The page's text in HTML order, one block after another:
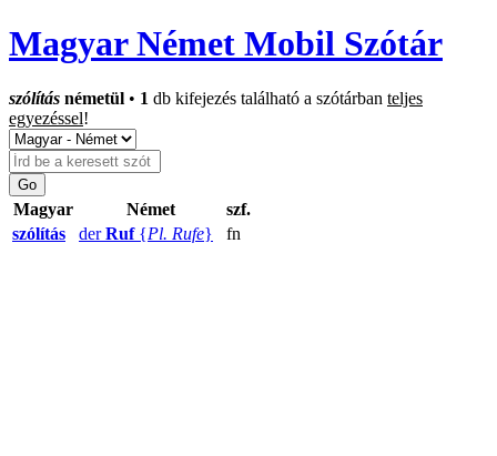
Magyar Német Mobil Szótár
szólítás németül • 1 db kifejezés található a szótárban teljes
egyezéssel!
Magyar Német
szf.
szólítás
derRuf{Pl. Rufe} fn